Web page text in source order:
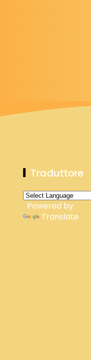
Traduttore
Powered by
Translate